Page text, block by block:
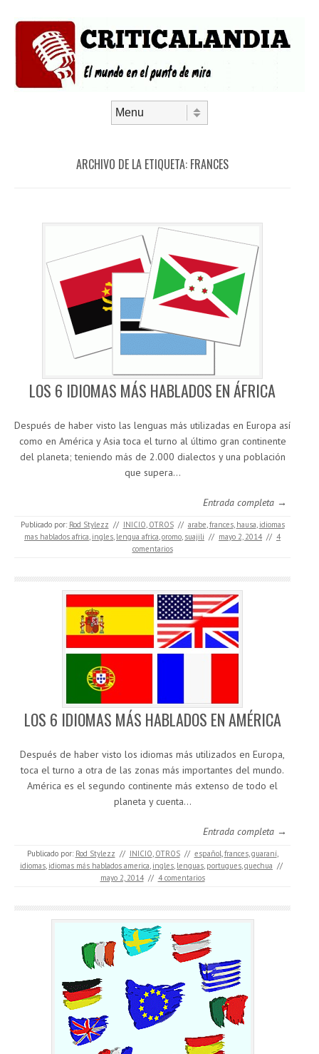
ARCHIVO DE LA ETIQUETA: FRANCES
LOS 6 IDIOMAS MÁS HABLADOS EN ÁFRICA
Después de haber visto las lenguas más utilizadas en Europa así
como en América y Asia toca el turno al último gran continente
del planeta; teniendo más de 2.000 dialectos y una población
que supera…
Entrada completa →
Publicado por: Rod Stylezz // INICIO, OTROS // arabe,frances, hausa, idiomas
mas hablados africa, ingles, lengua africa,oromo, suajili // mayo 2, 2014 // 4
comentarios
LOS 6 IDIOMAS MÁS HABLADOS EN AMÉRICA
Después de haber visto los idiomas más utilizados en Europa,
toca el turno a otra de las zonas más importantes del mundo.
América es el segundo continente más extenso de todo el
planeta y cuenta…
Entrada completa →
Publicado por: Rod Stylezz // INICIO, OTROS // español,frances,guaraní,
idiomas, idiomas más hablados america, ingles, lenguas, portugues,quechua //
mayo 2, 2014 // 4 comentarios